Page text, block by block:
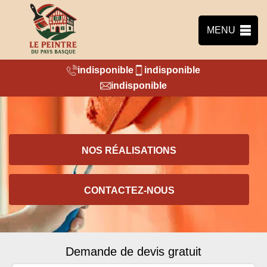
MENU
indisponible
indisponible
indisponible
NOS RÉALISATIONS
CONTACTEZ-NOUS
Demande de devis gratuit